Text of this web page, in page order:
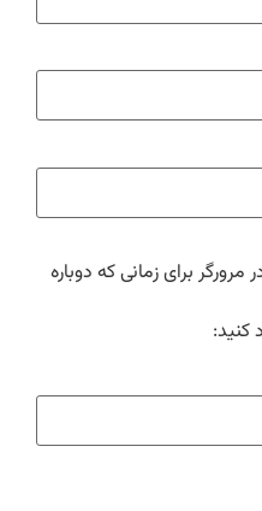
برای زمانی که دوباره
کنید: